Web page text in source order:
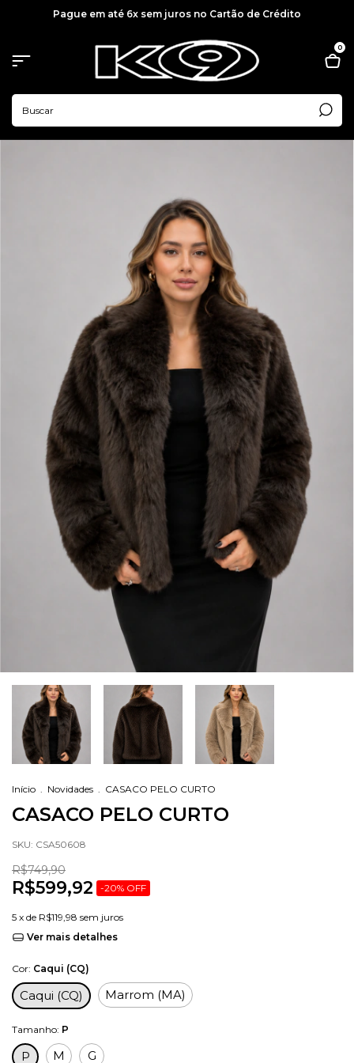
Pague em até 6x sem juros no Cartão de Crédito
0
Início . Novidades . CASACO PELO CURTO
CASACO PELO CURTO
SKU: CSA50608
R$749,90
R$599,92 -20% OFF
5 x de R$119,98 sem juros
Ver mais detalhes
Cor: Caqui (CQ)
Caqui (CQ) Marrom (MA)
Tamanho: P
P M G